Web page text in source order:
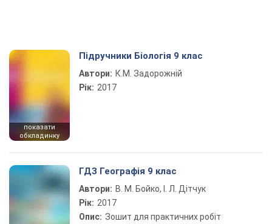
показати
обкладинку
Підручники Біологія 9 клас
Автори: К.М. Задорожній
Рік: 2017
ГДЗ Географія 9 клас
Автори: В. М. Бойко, І. Л. Дітчук
Рік: 2017
Опис: Зошит для практичних робіт